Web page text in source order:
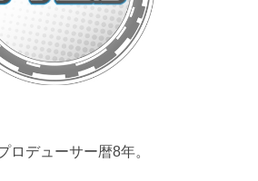
ロデューサー暦8年。